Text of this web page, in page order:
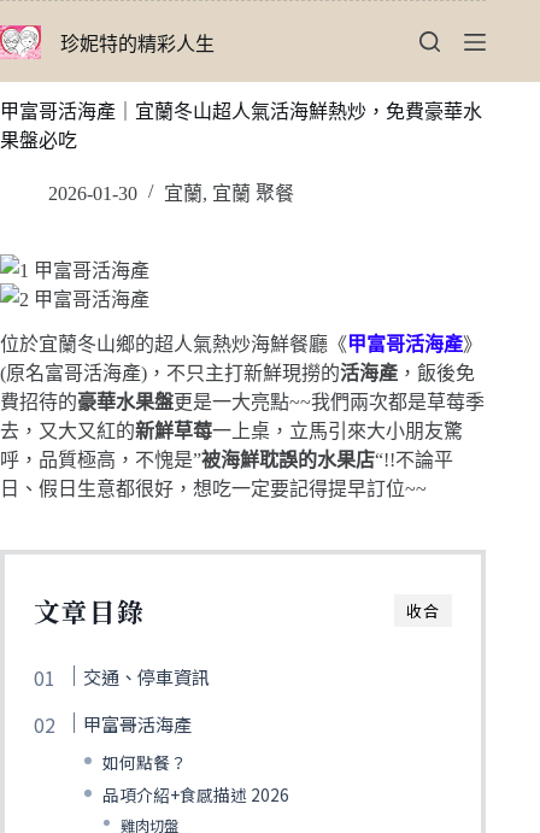
至
要
內
珍妮特的精彩人生
甲富哥活海產｜宜蘭冬山超人氣活海鮮熱炒，免費豪華水
果盤必吃
2026-01-30 宜蘭, 宜蘭 聚餐
位於宜蘭冬山鄉的超人氣熱炒海鮮餐廳《甲富哥活海產》
(原名富哥活海產)，不只主打新鮮現撈的活海產 ，飯後免
費招待的豪華水果盤更是一大亮點~~我們兩次都是草莓季
去，又大又紅的新鮮草莓一上桌，立馬引來大小朋友驚
呼，品質極高，不愧是”被海鮮耽誤的水果店“!!不論平
日、假日生意都很好，想吃一定要記得提早訂位~~
收合
文章目錄
交通、停車資訊
甲富哥活海產
如何點餐？
品項介紹+食感描述 2026
雞肉切盤